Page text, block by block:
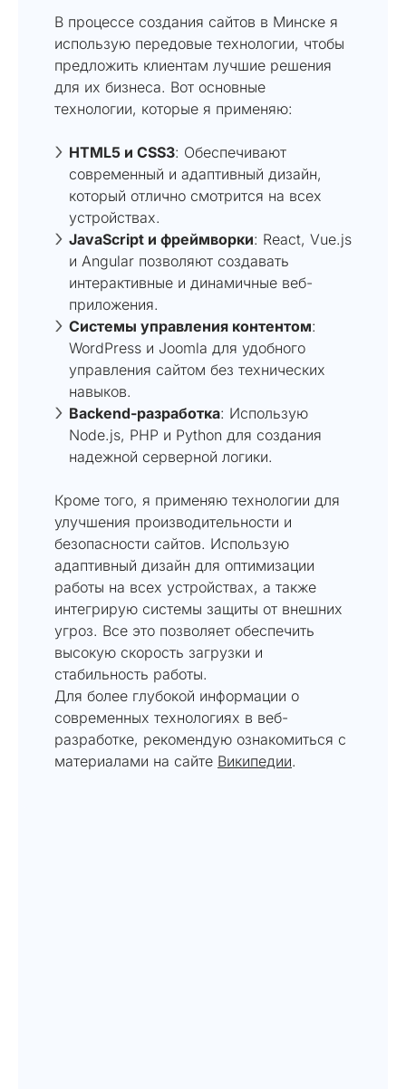
В процессе создания сайтов в Минске я
использую передовые технологии, чтобы
предложить клиентам лучшие решения
для их бизнеса. Вот основные
технологии, которые я применяю:
HTML5 и CSS3: Обеспечивают
современный и адаптивный дизайн,
который отлично смотрится на всех
устройствах.
JavaScript и фреймворки: React, Vue.js
и Angular позволяют создавать
интерактивные и динамичные веб-
приложения.
Системы управления контентом:
WordPress и Joomla для удобного
управления сайтом без технических
навыков.
Backend-разработка: Использую
Node.js, PHP и Python для создания
надежной серверной логики.
Кроме того, я применяю технологии для
улучшения производительности и
безопасности сайтов. Использую
адаптивный дизайн для оптимизации
работы на всех устройствах, а также
интегрирую системы защиты от внешних
угроз. Все это позволяет обеспечить
высокую скорость загрузки и
стабильность работы.
Для более глубокой информации о
современных технологиях в веб-
разработке, рекомендую ознакомиться с
материалами на сайте Википедии.